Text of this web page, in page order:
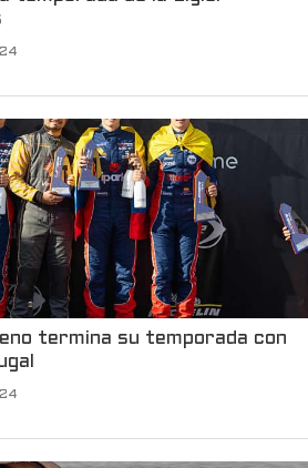
@robinhoodapp 3 Mar
made at Robinhood
Leer más
termina su temporada con